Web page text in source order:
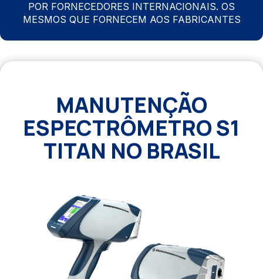
POR FORNECEDORES INTERNACIONAIS. OS
MESMOS QUE FORNECEM AOS FABRICANTES
MANUTENÇÃO
ESPECTRÔMETRO S1
TITAN NO BRASIL